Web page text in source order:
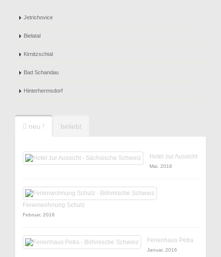
Jetrichovice
Bielatal
Kirnitzschtal
Bad Schandau
Hinterhermsdorf
neu ! beliebt
Hotel zur Aussicht
Mai, 2016
Ferienwohnung Schulz
Februar, 2016
Ferienhaus Petra
Januar, 2016